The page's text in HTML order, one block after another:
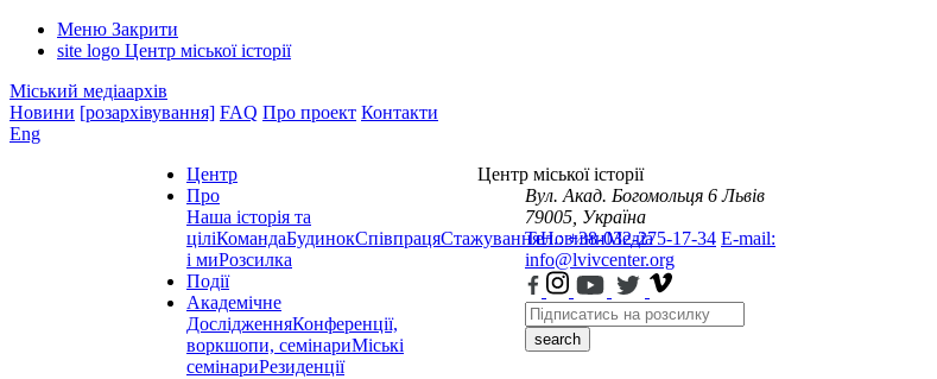
Меню Закрити
site logo Центр міської історії
Міський медіаархів
Новини [розархівування] FAQ Про проект Контакти
Eng
Центр
Про
Наша історія та
ціліКомандаБудинокСпівпрацяСтажуванняНовиниМедіа
і миРозсилка
Події
Академічне
ДослідженняКонференції,
воркшопи, семінариМіські
семінариРезиденції
Центр міської історії
Вул. Акад. Богомольця 6 Львів
79005, Україна
Тел.: +38-032-275-17-34 E-mail:
info@lvivcenter.org
search